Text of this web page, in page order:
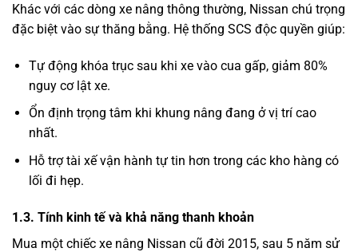
Khác với các dòng xe nâng thông thường, Nissan chú trọng
đặc biệt vào sự thăng bằng. Hệ thống SCS độc quyền giúp:
Tự động khóa trục sau khi xe vào cua gấp, giảm 80%
nguy cơ lật xe.
Ổn định trọng tâm khi khung nâng đang ở vị trí cao
nhất.
Hỗ trợ tài xế vận hành tự tin hơn trong các kho hàng có
lối đi hẹp.
1.3. Tính kinh tế và khả năng thanh khoản
Mua một chiếc xe nâng Nissan cũ đời 2015, sau 5 năm sử